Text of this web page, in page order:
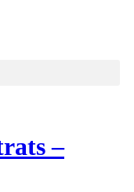
–